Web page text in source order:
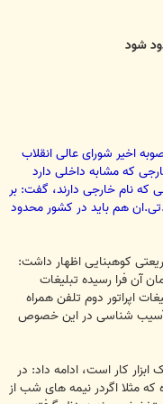
شود
اخیر شورای عالی انقلاب
که مشابه داخلی دارد
که نام خارجی دارند، گفت: بر
هم باید در کشور محدود
کوهبنایی اظهار داشت:
آن فرا رسیده تبلیغات
اپراتور دوم تلفن همراه
آسیب شناسی در این خصوص
کار است، ادامه داد: در
که مثلا اگردر نیمه های شب از